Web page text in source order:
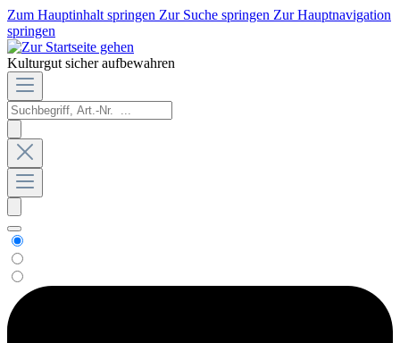
Zum Hauptinhalt springen Zur Suche springen Zur Hauptnavigation
springen
Kulturgut sicher aufbewahren